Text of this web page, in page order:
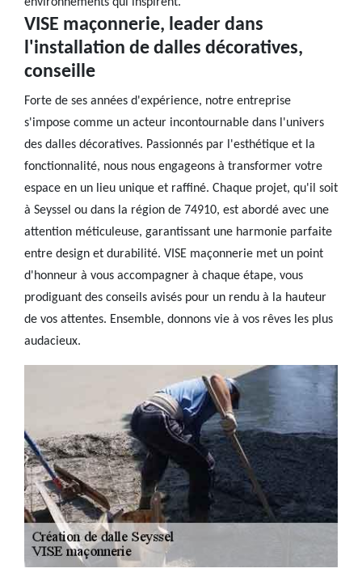
VISE maçonnerie, leader dans
l'installation de dalles décoratives,
conseille
Forte de ses années d'expérience, notre entreprise
s'impose comme un acteur incontournable dans l'univers
des dalles décoratives. Passionnés par l'esthétique et la
fonctionnalité, nous nous engageons à transformer votre
espace en un lieu unique et raffiné. Chaque projet, qu'il soit
à Seyssel ou dans la région de 74910, est abordé avec une
attention méticuleuse, garantissant une harmonie parfaite
entre design et durabilité. VISE maçonnerie met un point
d'honneur à vous accompagner à chaque étape, vous
prodiguant des conseils avisés pour un rendu à la hauteur
de vos attentes. Ensemble, donnons vie à vos rêves les plus
audacieux.